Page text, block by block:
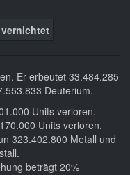
vernichtet
Er erbeutet 33.484.285
Deuterium.
Units verloren.
Units verloren.
323.402.800 Metall und
beträgt 20%